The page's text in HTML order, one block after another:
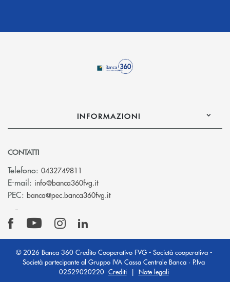
INFORMAZIONI
CONTATTI
Telefono: 0432749811
E-mail: info@banca360fvg.it(si apre l’app di posta elettronica)
PEC: banca@pec.banca360fvg.it(si apre l’app di posta elettronica)
© 2026 Banca 360 Credito Cooperativo FVG - Società cooperativa -
Società partecipante al Gruppo IVA Cassa Centrale Banca · P.Iva
02529020220 Crediti| Note legali